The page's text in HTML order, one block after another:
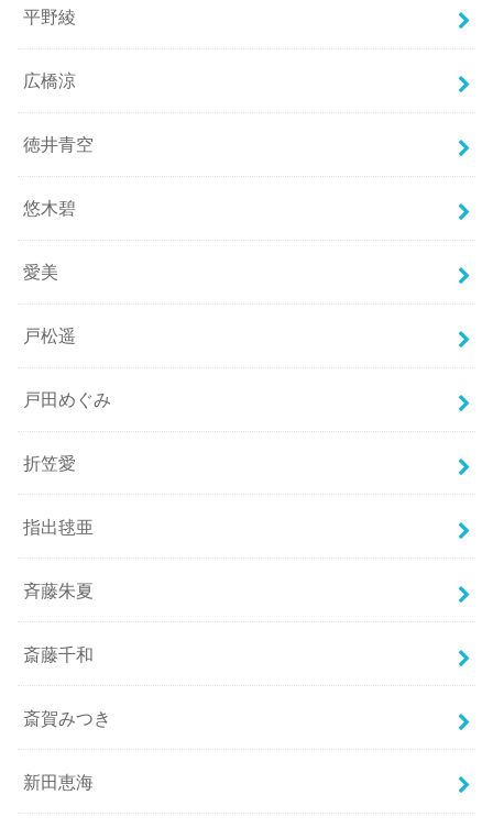
平野綾
広橋涼
徳井青空
悠木碧
愛美
戸松遥
戸田めぐみ
折笠愛
指出毬亜
斉藤朱夏
斎藤千和
斎賀みつき
新田恵海